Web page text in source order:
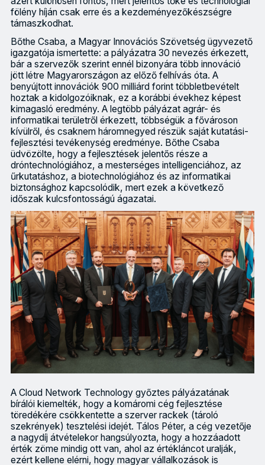
fölény híján csak erre és a kezdeményezőkészségre
támaszkodhat.
Bőthe Csaba, a Magyar Innovációs Szövetség ügyvezető
igazgatója ismertette: a pályázatra 30 nevezés érkezett,
bár a szervezők szerint ennél bizonyára több innováció
jött létre Magyarországon az előző felhívás óta. A
benyújtott innovációk 900 milliárd forint többletbevételt
hoztak a kidolgozóiknak, ez a korábbi évekhez képest
kimagasló eredmény. A legtöbb pályázat agrár- és
informatikai területről érkezett, többségük a fővároson
kívülről, és csaknem háromnegyed részük saját kutatási-
fejlesztési tevékenység eredménye. Bőthe Csaba
üdvözölte, hogy a fejlesztések jelentős része a
dróntechnológiához, a mesterséges intelligenciához, az
űrkutatáshoz, a biotechnológiához és az informatikai
biztonsághoz kapcsolódik, mert ezek a következő
időszak kulcsfontosságú ágazatai.
A Cloud Network Technology győztes pályázatának
bírálói kiemelték, hogy a komáromi cég fejlesztése
töredékére csökkentette a szerver rackek (tároló
szekrények) tesztelési idejét. Tálos Péter, a cég vezetője
a nagydíj átvételekor hangsúlyozta, hogy a hozzáadott
érték zöme mindig ott van, ahol az értékláncot uralják,
ezért kellene elérni, hogy magyar vállalkozások is